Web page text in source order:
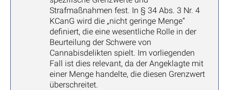
Strafmaßnahmen fest. In § 34 Abs. 3 Nr. 4
KCanG wird die „nicht geringe Menge“
definiert, die eine wesentliche Rolle in der
Beurteilung der Schwere von
Cannabisdelikten spielt. Im vorliegenden
Fall ist dies relevant, da der Angeklagte mit
einer Menge handelte, die diesen Grenzwert
überschreitet.